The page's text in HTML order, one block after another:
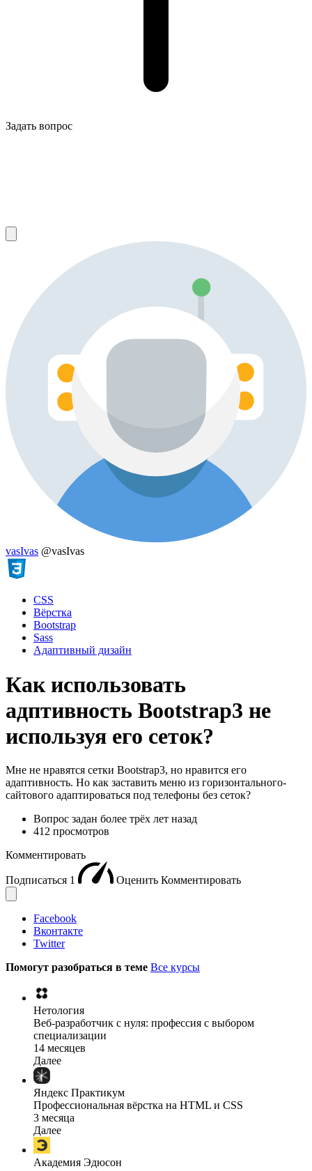
Задать вопрос
vasIvas @vasIvas
CSS
Вёрстка
Bootstrap
Sass
Адаптивный дизайн
Как использовать
адптивность Bootstrap3 не
используя его сеток?
Мне не нравятся сетки Bootstrap3, но нравится его
адаптивность. Но как заставить меню из горизонтального-
сайтового адаптироваться под телефоны без сеток?
Вопрос задан более трёх лет назад
412 просмотров
Комментировать
Подписаться 1 Оценить Комментировать
Facebook
Вконтакте
Twitter
Помогут разобраться в теме Все курсы
Нетология
Веб-разработчик с нуля: профессия с выбором
специализации
14 месяцев
Далее
Яндекс Практикум
Профессиональная вёрстка на HTML и CSS
3 месяца
Далее
Академия Эдюсон